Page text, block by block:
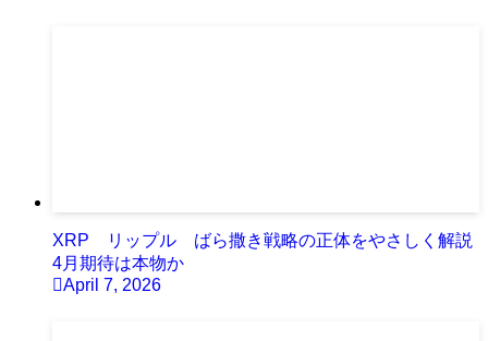
XRP リップル ばら撒き戦略の正体をやさしく解説
4月期待は本物か
April 7, 2026